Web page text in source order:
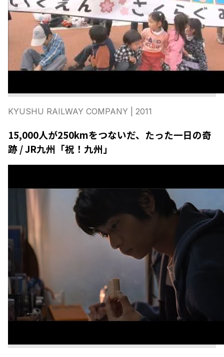
KYUSHU RAILWAY COMPANY | 2011
15,000人が250kmをつないだ、たった一日の奇
跡 / JR九州「祝！九州」